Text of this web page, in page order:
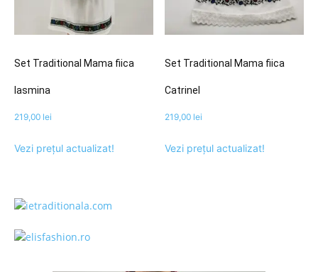
Set Traditional Mama fiica
Iasmina
219,00 lei
Vezi prețul actualizat!
Set Traditional Mama fiica
Catrinel
219,00 lei
Vezi prețul actualizat!